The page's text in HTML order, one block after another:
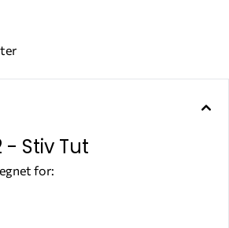
- Stiv Tut
for: